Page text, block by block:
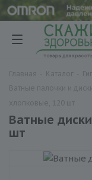
Ватные
шт